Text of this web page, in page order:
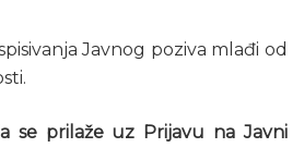
Javnog poziva mlađi od
se prilaže uz Prijavu na Javni